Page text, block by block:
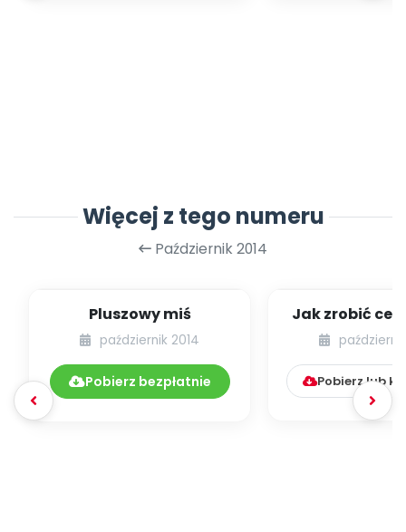
Więcej z tego numeru
Październik 2014
Pluszowy miś
październik 2014
Pobierz bezpłatnie
Jak zrobić
żabkę
Pobierz lub